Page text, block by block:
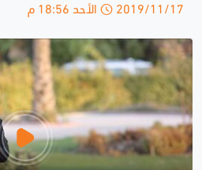
2019/11/17 الأحد 18:56 م